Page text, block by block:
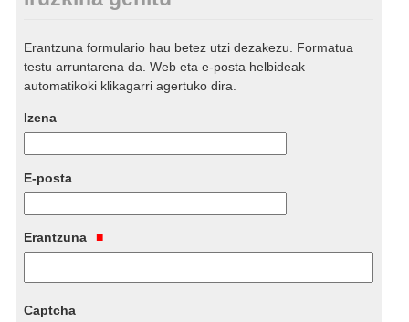
Erantzuna formulario hau betez utzi dezakezu. Formatua
testu arruntarena da. Web eta e-posta helbideak
automatikoki klikagarri agertuko dira.
Izena
E-posta
Erantzuna
Captcha